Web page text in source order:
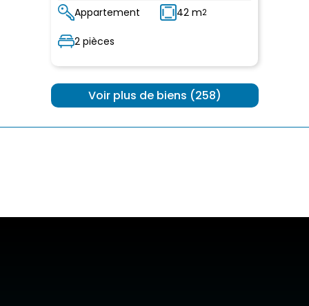
Appartement 42 m2
2 pièces
Voir plus de biens (258)